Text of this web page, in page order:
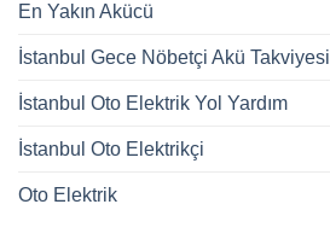
En Yakın Akücü
İstanbul Gece Nöbetçi Akü Takviyesi
İstanbul Oto Elektrik Yol Yardım
İstanbul Oto Elektrikçi
Oto Elektrik